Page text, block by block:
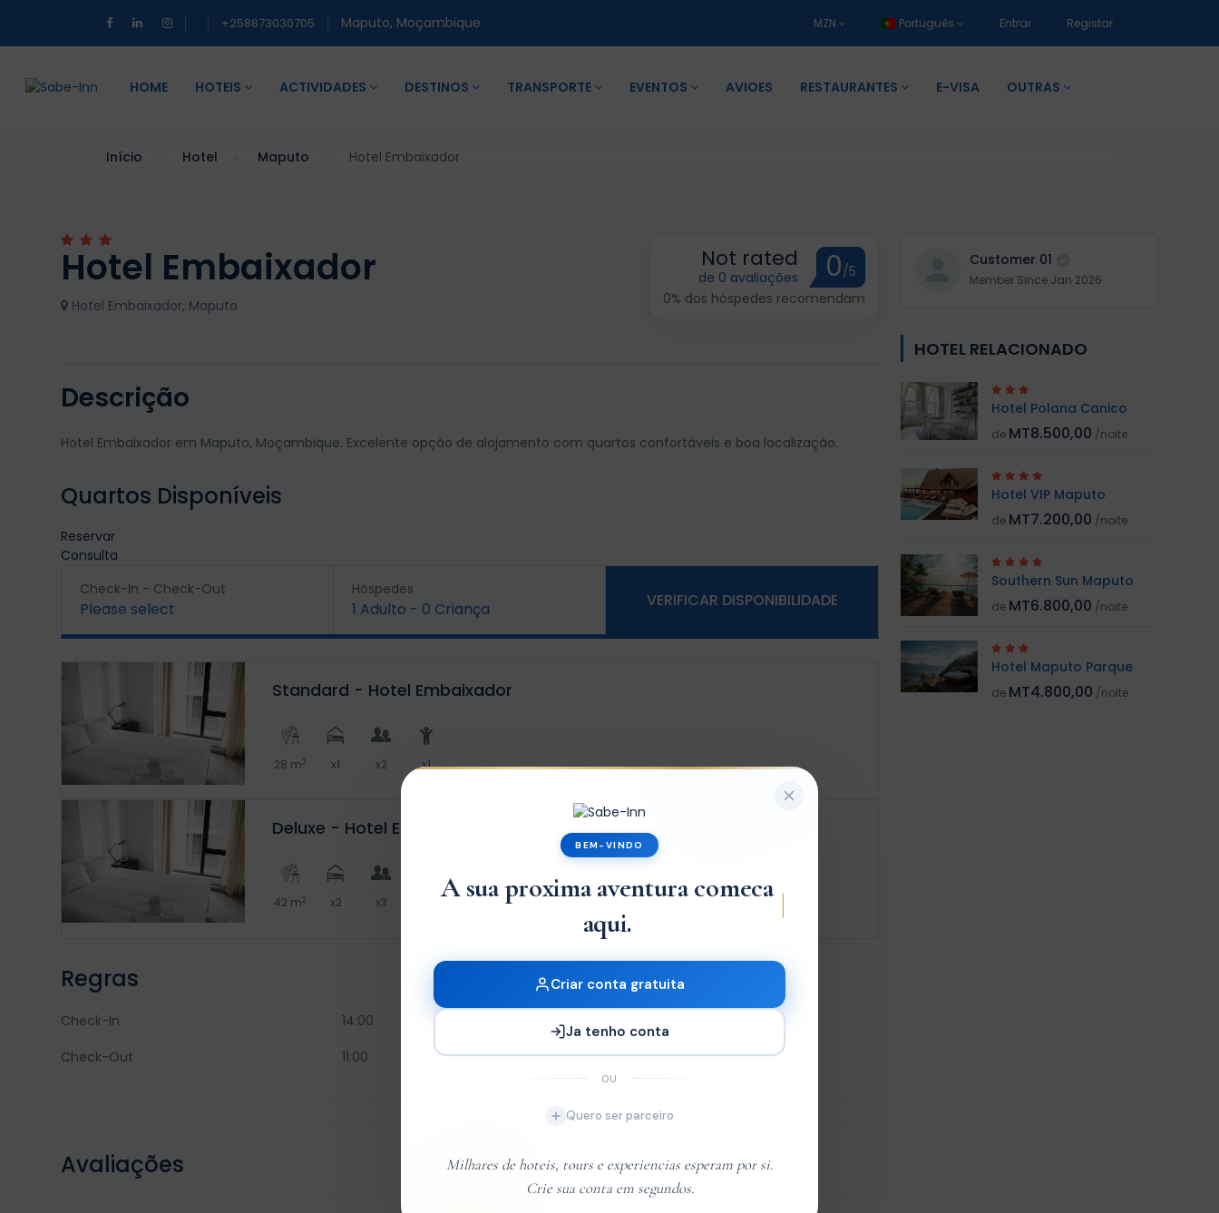
+258873030705 Maputo, Moçambique MZN Português Entrar Registar
HOME HOTEIS ACTIVIDADES DESTINOS TRANSPORTE EVENTOS AVIOES RESTAURANTES E-VISA OUTRAS
Início Hotel Maputo Hotel Embaixador
Hotel Embaixador
Hotel Embaixador, Maputo
Not rated
de 0 avaliações 0/5
0% dos hóspedes recomendam
Descrição
Hotel Embaixador em Maputo, Moçambique. Excelente opção de alojamento com quartos confortáveis e boa localização.
Quartos Disponíveis
Reservar
Consulta
Check-In - Check-Out
Please select
Hóspedes
1 Adulto - 0 Criança VERIFICAR DISPONIBILIDADE
Standard - Hotel Embaixador
28 m2 x1 x2 x1
Deluxe - Hotel Embaixador
42 m2 x2 x3
Regras
Check-In
14:00
Check-Out
11:00
Avaliações
Customer 01
Member Since Jan 2026
HOTEL RELACIONADO
Hotel Polana Canico
de MT8.500,00 /noite
Hotel VIP Maputo
de MT7.200,00 /noite
Southern Sun Maputo
de MT6.800,00 /noite
Hotel Maputo Parque
de MT4.800,00 /noite
BEM-VINDO
A sua proxima aventura comeca
aqui.
|
Criar conta gratuita
Ja tenho conta
OU
Quero ser parceiro
Milhares de hoteis, tours e experiencias esperam por si.
Crie sua conta em segundos.